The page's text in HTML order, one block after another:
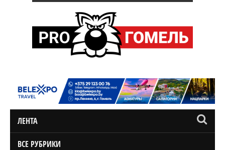
ЛЕНТА
ВСЕ РУБРИКИ